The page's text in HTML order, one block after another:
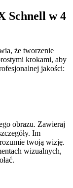
Schnell w 4
że tworzenie
krokami, aby
jakości:
obrazu. Zawieraj
Im
twoją wizję.
wizualnych,